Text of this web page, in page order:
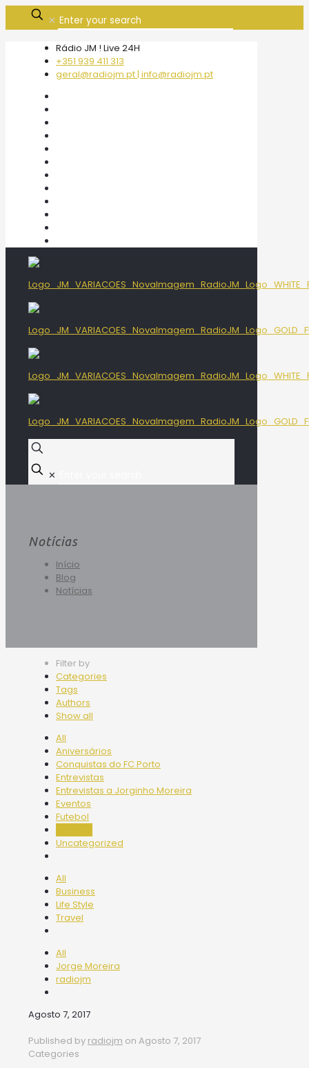
✕
Rádio JM ! Live 24H
+351 939 411 313
geral@radiojm.pt | info@radiojm.pt
✕
Notícias
Início
Blog
Notícias
Filter by
Categories
Tags
Authors
Show all
All
Aniversários
Conquistas do FC Porto
Entrevistas
Entrevistas a Jorginho Moreira
Eventos
Futebol
Uncategorized
All
Business
Life Style
Travel
All
Jorge Moreira
radiojm
Agosto 7, 2017
Published by radiojm on Agosto 7, 2017
Categories